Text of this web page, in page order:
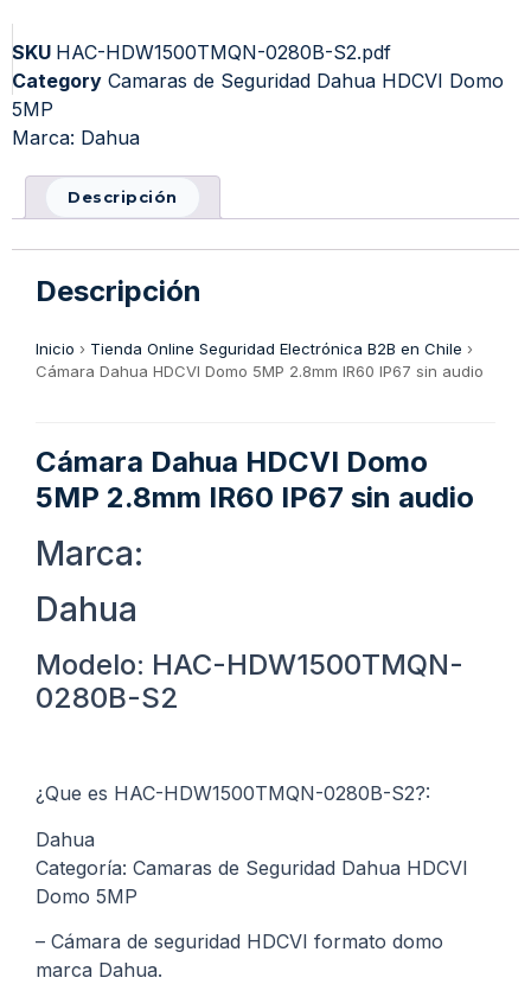
SKU HAC-HDW1500TMQN-0280B-S2.pdf
Category Camaras de Seguridad Dahua HDCVI Domo
5MP
Marca: Dahua
Descripción
Descripción
Inicio › Tienda Online Seguridad Electrónica B2B en Chile ›
Cámara Dahua HDCVI Domo 5MP 2.8mm IR60 IP67 sin audio
Cámara Dahua HDCVI Domo
5MP 2.8mm IR60 IP67 sin audio
Marca:
Dahua
Modelo: HAC-HDW1500TMQN-
0280B-S2
¿Que es HAC-HDW1500TMQN-0280B-S2?:
Dahua
Categoría: Camaras de Seguridad Dahua HDCVI
Domo 5MP
– Cámara de seguridad HDCVI formato domo
marca Dahua.